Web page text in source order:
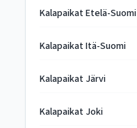
Kalapaikat Etelä-Suomi
Kalapaikat Itä-Suomi
Kalapaikat Järvi
Kalapaikat Joki